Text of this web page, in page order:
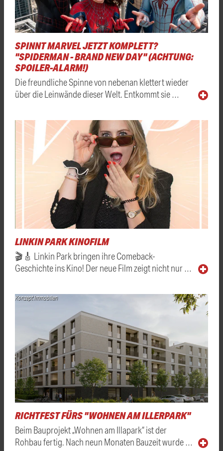
SPINNT MARVEL JETZT KOMPLETT?
"SPIDERMAN - BRAND NEW DAY" (ACHTUNG:
SPOILER-ALARM!)
Die freundliche Spinne von nebenan klettert wieder
über die Leinwände dieser Welt. Entkommt sie …
LINKIN PARK KINOFILM
🎬🎸 Linkin Park bringen ihre Comeback-
Geschichte ins Kino! Der neue Film zeigt nicht nur …
Konzept Immobilien
RICHTFEST FÜRS "WOHNEN AM ILLERPARK"
Beim Bauprojekt „Wohnen am Illapark“ ist der
Rohbau fertig. Nach neun Monaten Bauzeit wurde …